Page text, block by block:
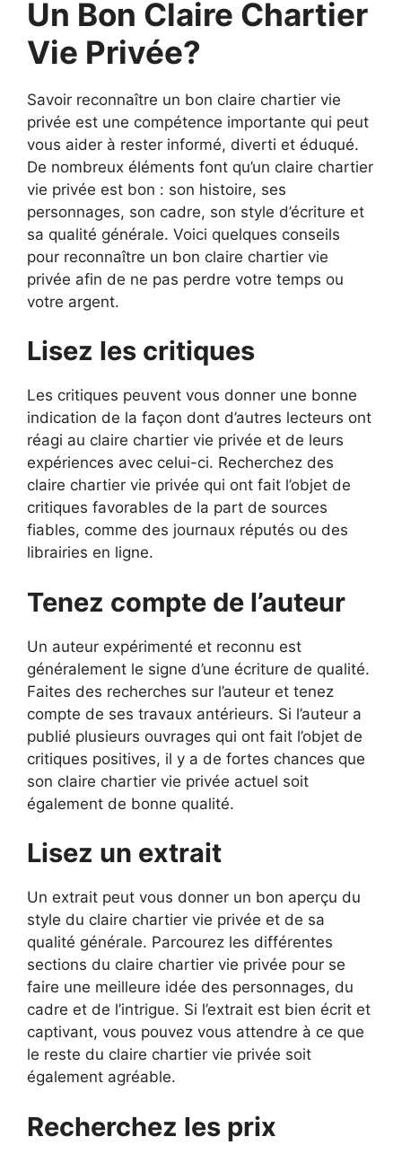
Un Bon Claire Chartier
Vie Privée?
Savoir reconnaître un bon claire chartier vie
privée est une compétence importante qui peut
vous aider à rester informé, diverti et éduqué.
De nombreux éléments font qu’un claire chartier
vie privée est bon : son histoire, ses
personnages, son cadre, son style d’écriture et
sa qualité générale. Voici quelques conseils
pour reconnaître un bon claire chartier vie
privée afin de ne pas perdre votre temps ou
votre argent.
Lisez les critiques
Les critiques peuvent vous donner une bonne
indication de la façon dont d’autres lecteurs ont
réagi au claire chartier vie privée et de leurs
expériences avec celui-ci. Recherchez des
claire chartier vie privée qui ont fait l’objet de
critiques favorables de la part de sources
fiables, comme des journaux réputés ou des
librairies en ligne.
Tenez compte de l’auteur
Un auteur expérimenté et reconnu est
généralement le signe d’une écriture de qualité.
Faites des recherches sur l’auteur et tenez
compte de ses travaux antérieurs. Si l’auteur a
publié plusieurs ouvrages qui ont fait l’objet de
critiques positives, il y a de fortes chances que
son claire chartier vie privée actuel soit
également de bonne qualité.
Lisez un extrait
Un extrait peut vous donner un bon aperçu du
style du claire chartier vie privée et de sa
qualité générale. Parcourez les différentes
sections du claire chartier vie privée pour se
faire une meilleure idée des personnages, du
cadre et de l’intrigue. Si l’extrait est bien écrit et
captivant, vous pouvez vous attendre à ce que
le reste du claire chartier vie privée soit
également agréable.
Recherchez les prix